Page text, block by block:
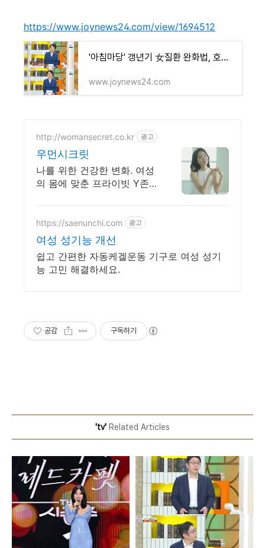
https://www.joynews24.com/view/1694512
'아침마당' 갱년기 女질환 완화법, 호르몬 보충 말고 또 있다
www.joynews24.com
http://womansecret.co.kr 광고
우먼시크릿
나를 위한 건강한 변화. 여성
의 몸에 맞춘 프라이빗 Y존
https://saenunchi.com 광고
여성 성기능 개선
쉽고 간편한 자동케겔운동 기구로 여성 성기
능 고민 해결하세요.
공감 구독하기
'tv' Related Articles